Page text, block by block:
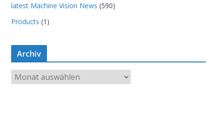
latest Machine Vision News (590)
Products (1)
Archiv
r